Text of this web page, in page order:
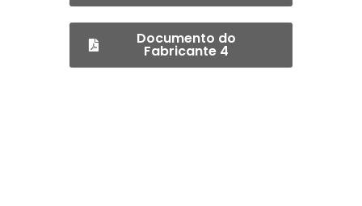
Documento do
Fabricante 4